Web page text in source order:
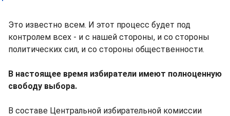
Это известно всем. И этот процесс будет под
контролем всех - и с нашей стороны, и со стороны
политических сил, и со стороны общественности.
В настоящее время избиратели имеют полноценную
свободу выбора.
В составе Центральной избирательной комиссии